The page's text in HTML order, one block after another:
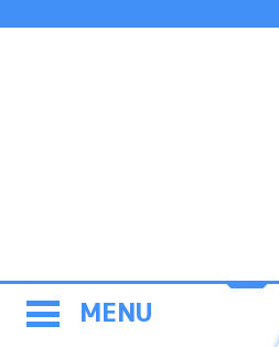
MENU